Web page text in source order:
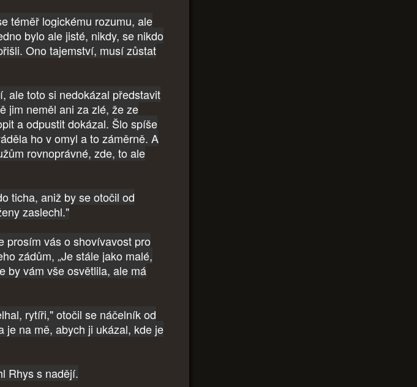
téměř logickému rozumu, ale
bylo ale jisté, nikdy, se nikdo
Ono tajemství, musí zůstat
ale toto si nedokázal představit
jim neměl ani za zlé, že ze
a odpustit dokázal. Šlo spíše
ho v omyl a to záměrně. A
rovnoprávné, zde, to ale
ticha, aniž by se otočil od
zaslechl."
prosím vás o shovívavost pro
zádům, „Je stále jako malé,
by vám vše osvětlila, ale má
rytíři," otočil se náčelník od
je na mě, abych ji ukázal, kde je
Rhys s nadějí.